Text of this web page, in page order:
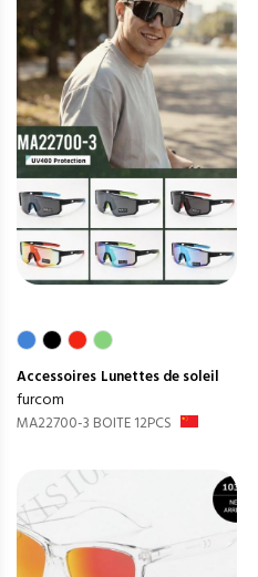
Accessoires Lunettes de soleil
furcom
MA22700-3 BOITE 12PCS